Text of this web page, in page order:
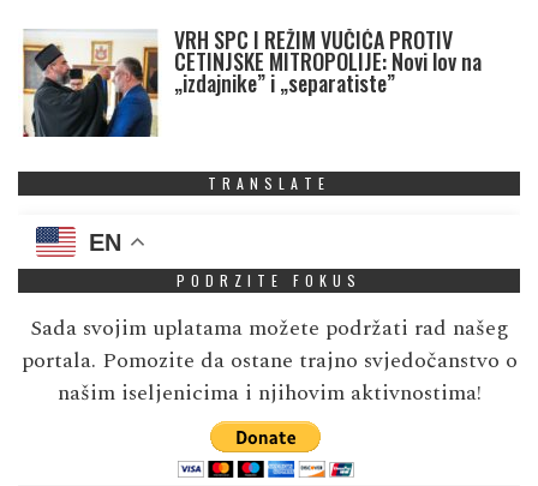
VRH SPC I REŽIM VUČIĆA PROTIV
CETINJSKE MITROPOLIJE: Novi lov na
„izdajnike” i „separatiste”
TRANSLATE
EN
PODRZITE FOKUS
Sada svojim uplatama možete podržati rad našeg
portala. Pomozite da ostane trajno svjedočanstvo o
našim iseljenicima i njihovim aktivnostima!